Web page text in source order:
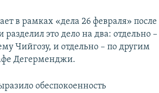
в рамках «дела 26 февраля» после
это дело на два: отдельно –
Чийгозу, и отдельно – по другим
Дегерменджи.
обеспокоенность